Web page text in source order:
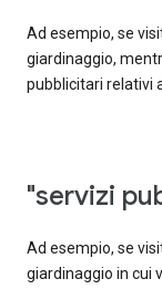
Ad esempio, se
giardinaggio,
pubblicitari relativi
"servizi
Ad esempio, se
giardinaggio in cui